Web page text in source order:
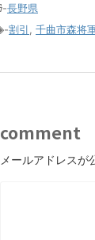
-長野県
-割引 千曲市森将
comment
メールアドレスが